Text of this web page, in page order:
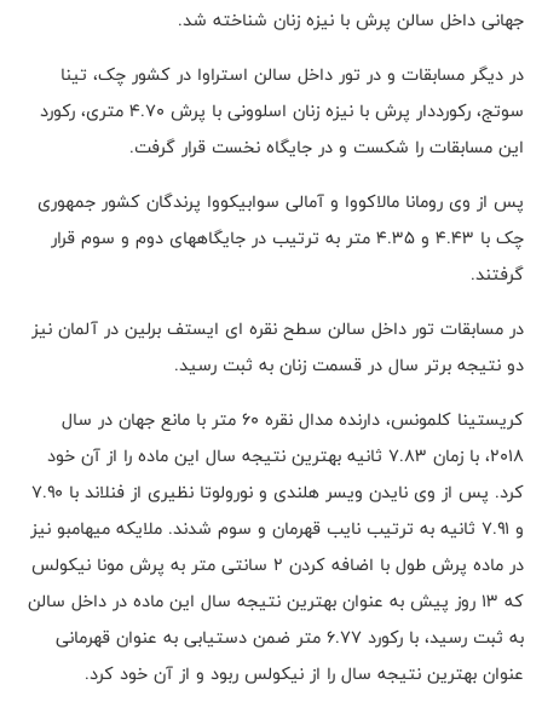
جهانی داخل سالن پرش با نیزه زنان شناخته شد.
در دیگر مسابقات و در تور داخل سالن استراوا در کشور چک، تینا
سوتج، رکورددار پرش با نیزه زنان اسلوونی با پرش ۴.۷۰ متری، رکورد
این مسابقات را شکست و در جایگاه نخست قرار گرفت.
پس از وی رومانا مالاکووا و آمالی سوابیکووا پرندگان کشور جمهوری
چک با ۴.۴۳ و ۴.۳۵ متر به ترتیب در جایگاههای دوم و سوم قرار
گرفتند.
در مسابقات تور داخل سالن سطح نقره ای ایستف برلین در آلمان نیز
دو نتیجه برتر سال در قسمت زنان به ثبت رسید.
کریستینا کلمونس، دارنده مدال نقره ۶۰ متر با مانع جهان در سال
۲۰۱۸، با زمان ۷.۸۳ ثانیه بهترین نتیجه سال این ماده را از آن خود
کرد. پس از وی نایدن ویسر هلندی و نورولوتا نظیری از فنلاند با ۷.۹۰
و ۷.۹۱ ثانیه به ترتیب نایب قهرمان و سوم شدند. ملایکه میهامبو نیز
در ماده پرش طول با اضافه کردن ۲ سانتی متر به پرش مونا نیکولس
که ۱۳ روز پیش به عنوان بهترین نتیجه سال این ماده در داخل سالن
به ثبت رسید، با رکورد ۶.۷۷ متر ضمن دستیابی به عنوان قهرمانی
عنوان بهترین نتیجه سال را از نیکولس ربود و از آن خود کرد.